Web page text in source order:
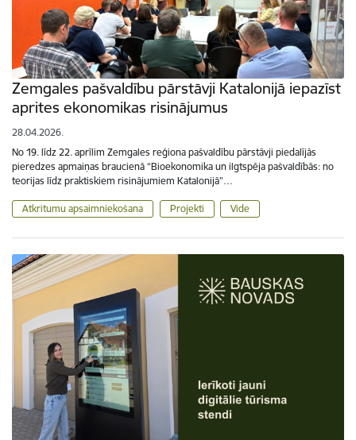
Zemgales pašvaldību pārstāvji Katalonijā iepazīst
aprites ekonomikas risinājumus
28.04.2026.
No 19. līdz 22. aprīlim Zemgales reģiona pašvaldību pārstāvji piedalījās
pieredzes apmaiņas braucienā “Bioekonomika un ilgtspēja pašvaldībās: no
teorijas līdz praktiskiem risinājumiem Katalonijā”…
Atkritumu apsaimniekošana Projekti Vide